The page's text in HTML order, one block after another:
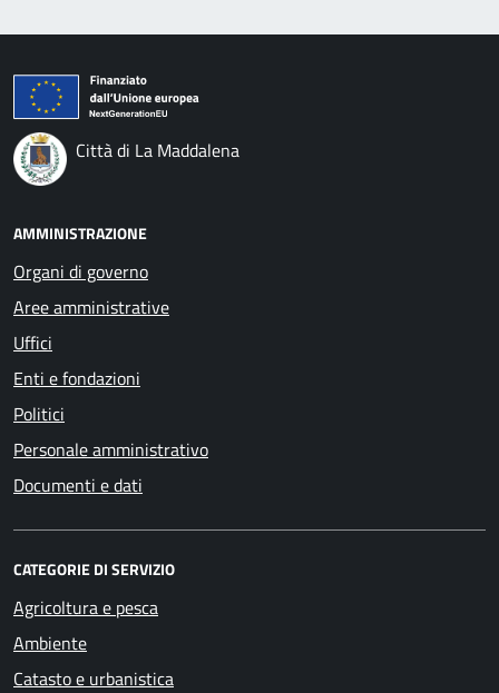
Città di La Maddalena
AMMINISTRAZIONE
Organi di governo
Aree amministrative
Uffici
Enti e fondazioni
Politici
Personale amministrativo
Documenti e dati
CATEGORIE DI SERVIZIO
Agricoltura e pesca
Ambiente
Catasto e urbanistica